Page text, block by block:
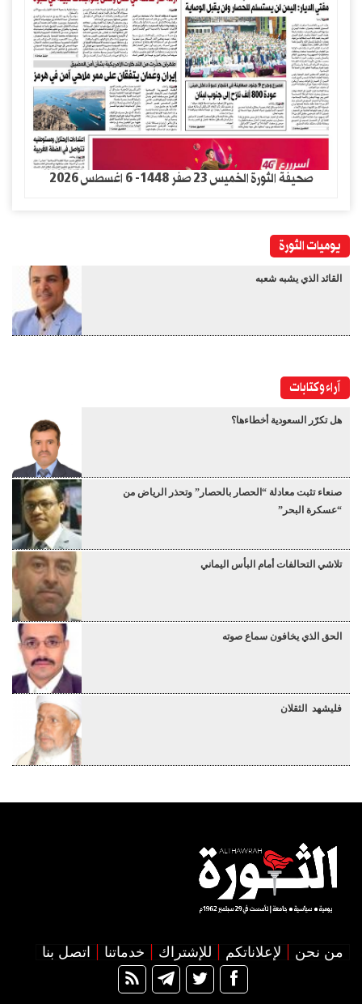
صحيفة الثورة الخميس 23 صفر 1448- 6 اغسطس 2026
يوميات الثورة
القائد الذي يشبه شعبه
آراء وكتابات
هل تكرّر السعودية أخطاءها؟
صنعاء تثبت معادلة “الحصار بالحصار” وتحذر الرياض من
“عسكرة البحر”
تلاشي التحالفات أمام البأس اليماني
الحق الذي يخافون سماع صوته
فليشهد الثقلان
من نحن لإعلاناتكم للإشتراك خدماتنا اتصل بنا